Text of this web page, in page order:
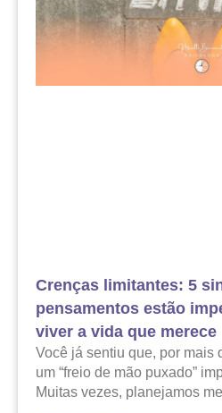
Crenças limitantes: 5
pensamentos estão
viver a vida que merece
Você já sentiu que, por mais
um “freio de mão puxado”
Muitas vezes, planejamos